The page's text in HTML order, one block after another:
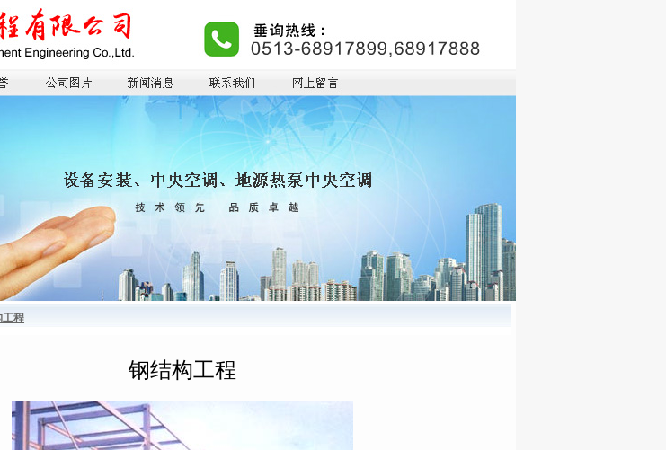
工程
钢结构工程